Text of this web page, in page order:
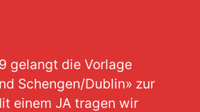
gelangt die Vorlage
Schengen/Dublin» zur
einem JA tragen wir